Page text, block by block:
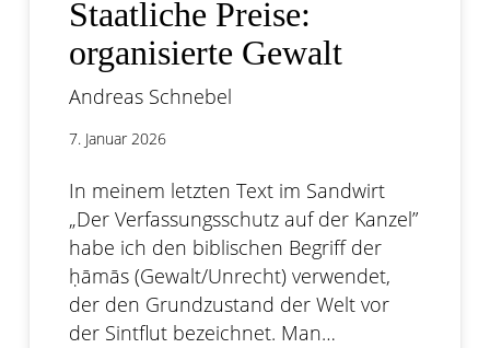
Staatliche Preise:
organisierte Gewalt
Andreas Schnebel
7. Januar 2026
In meinem letzten Text im Sandwirt
„Der Verfassungsschutz auf der Kanzel”
habe ich den biblischen Begriff der
ḥāmās (Gewalt/Unrecht) verwendet,
der den Grundzustand der Welt vor
der Sintflut bezeichnet. Man…